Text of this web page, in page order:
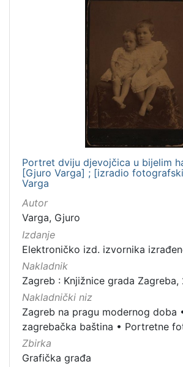
Portret dviju djevojčica u bijelim
[Gjuro Varga] ; [izradio
Varga
Autor
Varga, Gjuro
Izdanje
Elektroničko izd. izvornika
Nakladnik
Zagreb : Knjižnice grada Zagreba,
Nakladnički niz
Zagreb na pragu modernog doba
zagrebačka baština • Portretne
Zbirka
Grafička građa